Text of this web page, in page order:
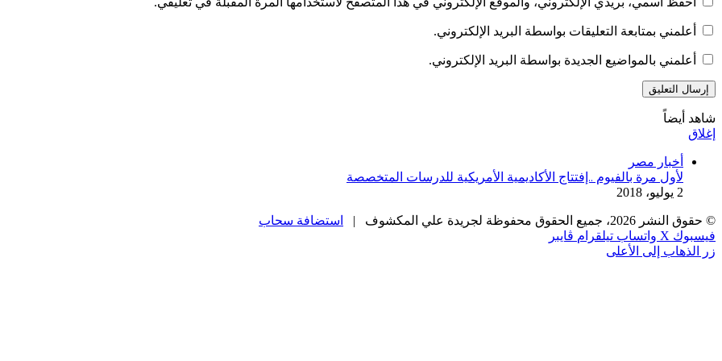
أعلمني بمتابعة التعليقات بواسطة البريد الإلكتروني.
أعلمني بالمواضيع الجديدة بواسطة البريد الإلكتروني.
شاهد أيضاً
إغلاق
أخبار مصر
لأول مرة بالفيوم ..إفتتاج الأكاديمية الأمريكية للدرسات المتخصصة
2 يوليو، 2018
© حقوق النشر 2026، جميع الحقوق محفوظة لجريدة علي المكشوف |
استضافة سحاب
فيسبوك ‫X واتساب تيلقرام ڤايبر
زر الذهاب إلى الأعلى